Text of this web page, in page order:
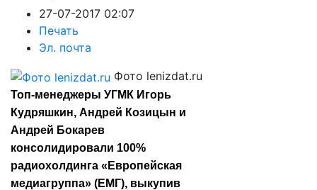
27-07-2017 02:07
Печать
Эл. почта
Фото lenizdat.ru
Топ-менеджеры УГМК Игорь
Кудряшкин, Андрей Козицын и
Андрей Бокарев
консолидировали 100%
радиохолдинга «Европейская
медиагруппа» (ЕМГ), выкупив